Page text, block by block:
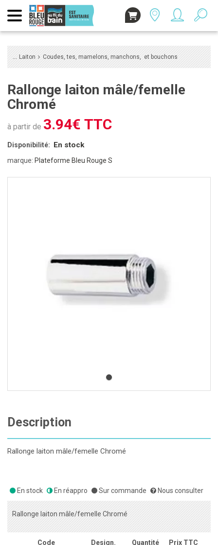
Laiton Coudes, tes, mamelons, manchons, et bouchons
Rallonge laiton mâle/femelle
Chromé
à partir de 3.94€ TTC
Disponibilité: En stock
marque: Plateforme Bleu Rouge S
Description
Rallonge laiton mâle/femelle Chromé
En stock En réappro Sur commande Nous consulter
Rallonge laiton mâle/femelle Chromé
Code Design. Quantité Prix TTC